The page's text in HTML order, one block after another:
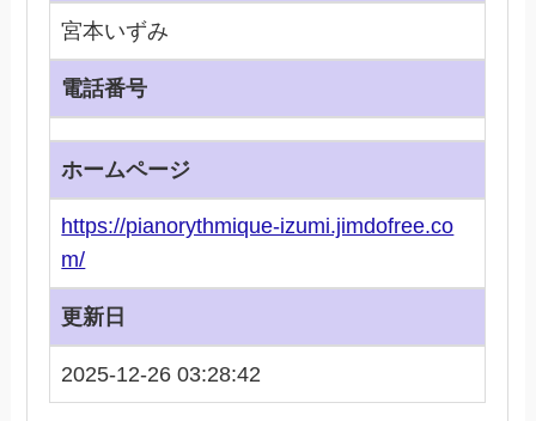
宮本いずみ
電話番号
ホームページ
https://pianorythmique-izumi.jimdofree.co
m/
更新日
2025-12-26 03:28:42